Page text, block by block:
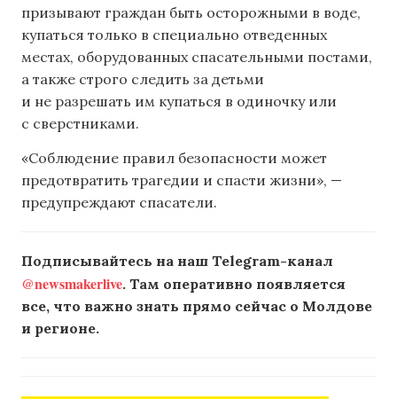
призывают граждан быть осторожными в воде,
купаться только в специально отведенных
местах, оборудованных спасательными постами,
а также строго следить за детьми
и не разрешать им купаться в одиночку или
с сверстниками.
«Соблюдение правил безопасности может
предотвратить трагедии и спасти жизни», —
предупреждают спасатели.
Подписывайтесь на наш Telegram-канал
@newsmakerlive. Там оперативно появляется
все, что важно знать прямо сейчас о Молдове
и регионе.